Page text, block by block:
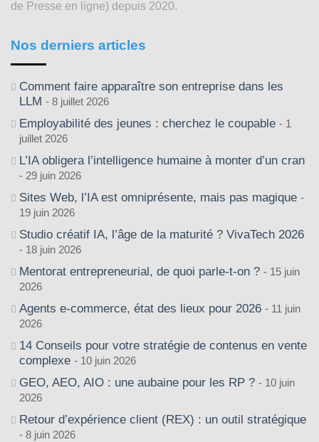
de Presse en ligne) depuis 2020.
Nos derniers articles
Comment faire apparaître son entreprise dans les
LLM
8 juillet 2026
Employabilité des jeunes : cherchez le coupable
1
juillet 2026
L’IA obligera l’intelligence humaine à monter d’un cran
29 juin 2026
Sites Web, l’IA est omniprésente, mais pas magique
19 juin 2026
Studio créatif IA, l’âge de la maturité ? VivaTech 2026
18 juin 2026
Mentorat entrepreneurial, de quoi parle-t-on ?
15 juin
2026
Agents e-commerce, état des lieux pour 2026
11 juin
2026
14 Conseils pour votre stratégie de contenus en vente
complexe
10 juin 2026
GEO, AEO, AIO : une aubaine pour les RP ?
10 juin
2026
Retour d’expérience client (REX) : un outil stratégique
8 juin 2026